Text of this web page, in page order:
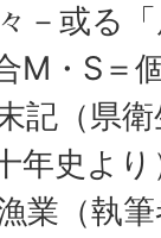
－或る
M・S＝
記（県
年史より
業（執